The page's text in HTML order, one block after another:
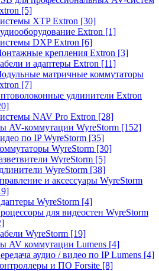
[5]
XTP Extron [30]
Extron [1]
DXP Extron [6]
крепления Extron [3]
и адаптеры Extron [11]
матричные коммутаторы
[7]
удлинители Extron
NAV Pro Extron [28]
AV-коммутации WyreStorm [152]
по IP WyreStorm [35]
WyreStorm [30]
WyreStorm [5]
WyreStorm [38]
и аксессуары WyreStorm
WyreStorm [4]
для видеостен WyreStorm
WyreStorm [19]
AV коммутации Lumens [4]
аудио / видео по IP Lumens [4]
и ПО Forsite [8]